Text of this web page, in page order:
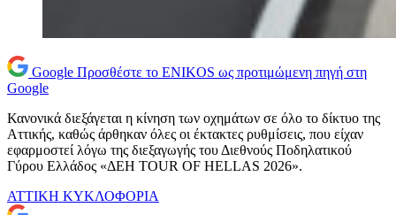
Google Προσθέστε το ENIKOS ως προτιμώμενη πηγή στη
Google
Κανονικά διεξάγεται η κίνηση των οχημάτων σε όλο το δίκτυο της
Αττικής, καθώς άρθηκαν όλες οι έκτακτες ρυθμίσεις, που είχαν
εφαρμοστεί λόγω της διεξαγωγής του Διεθνούς Ποδηλατικού
Γύρου Ελλάδος «ΔΕΗ TOUR OF HELLAS 2026».
ΑΤΤΙΚΗ ΚΥΚΛΟΦΟΡΙΑ